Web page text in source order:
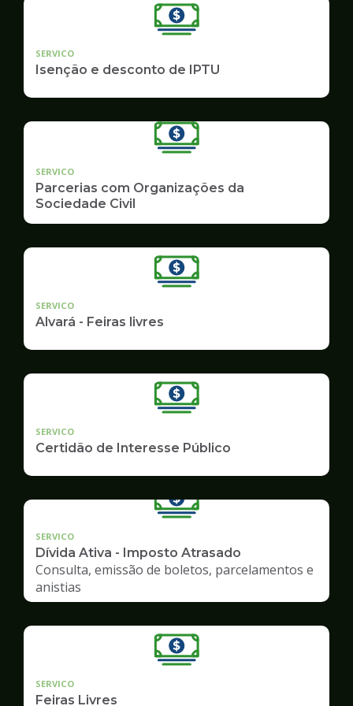
SERVICO
Isenção e desconto de IPTU
SERVICO
Parcerias com Organizações da
Sociedade Civil
SERVICO
Alvará - Feiras livres
SERVICO
Certidão de Interesse Público
SERVICO
Dívida Ativa - Imposto Atrasado
Consulta, emissão de boletos, parcelamentos e
anistias
SERVICO
Feiras Livres